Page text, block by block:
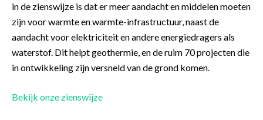
in de zienswijze is dat er meer aandacht en middelen moeten
zijn voor warmte en warmte-infrastructuur, naast de
aandacht voor elektriciteit en andere energiedragers als
waterstof. Dit helpt geothermie, en de ruim 70 projecten die
in ontwikkeling zijn versneld van de grond komen.
Bekijk onze zienswijze